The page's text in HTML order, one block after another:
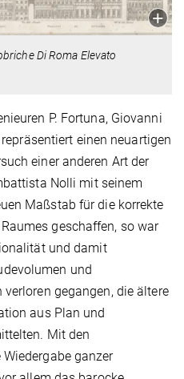
Di Roma Elevato
P. Fortuna, Giovanni
einen neuartigen
einer anderen Art der
Nolli mit seinem
Maßstab für die korrekte
geschaffen, so war
und damit
und
gegangen, die ältere
aus Plan und
Mit den
ganzer